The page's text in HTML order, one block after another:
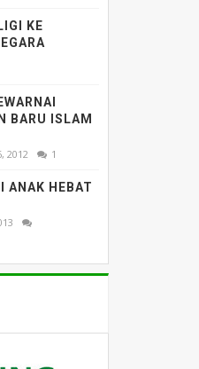
KE
BARU ISLAM
2012 1
ANAK HEBAT